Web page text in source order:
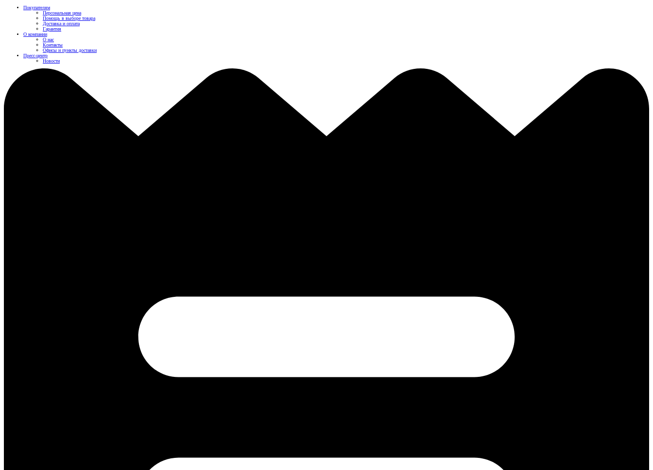
Покупателям
Персональная цена
Помощь в выборе товара
Доставка и оплата
Гарантия
О компании
О нас
Контакты
Офисы и пункты доставки
Пресс-центр
Новости